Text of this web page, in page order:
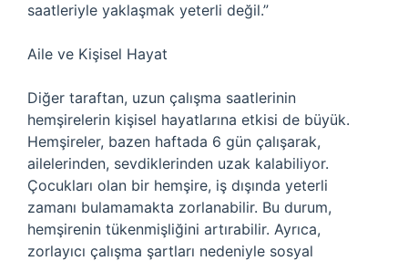
saatleriyle yaklaşmak yeterli değil.”
Aile ve Kişisel Hayat
Diğer taraftan, uzun çalışma saatlerinin
hemşirelerin kişisel hayatlarına etkisi de büyük.
Hemşireler, bazen haftada 6 gün çalışarak,
ailelerinden, sevdiklerinden uzak kalabiliyor.
Çocukları olan bir hemşire, iş dışında yeterli
zamanı bulamamakta zorlanabilir. Bu durum,
hemşirenin tükenmişliğini artırabilir. Ayrıca,
zorlayıcı çalışma şartları nedeniyle sosyal